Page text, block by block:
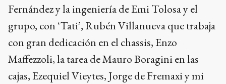
Fernández y la ingeniería de Emi Tolosa y el
grupo, con ‘Tati’, Rubén Villanueva que trabaja
con gran dedicación en el chassis, Enzo
Maffezzoli, la tarea de Mauro Boragini en las
cajas, Ezequiel Vieytes, Jorge de Fremaxi y mi